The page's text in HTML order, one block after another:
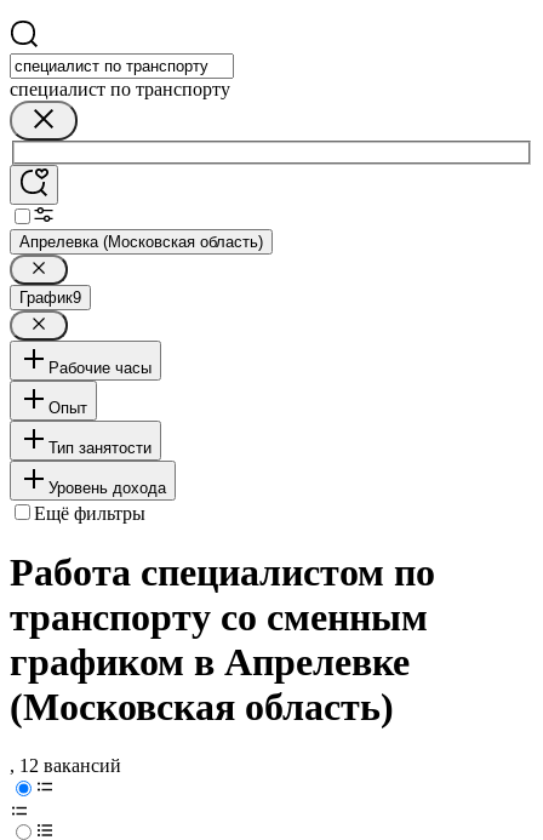
специалист по транспорту
Апрелевка (Московская область)
График9
Рабочие часы
Опыт
Тип занятости
Уровень дохода
Ещё фильтры
Работа специалистом по
транспорту со сменным
графиком в Апрелевке
(Московская область)
, 12 вакансий